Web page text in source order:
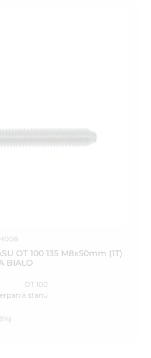
OT 100 135 M8x50mm (1T)
BIAŁO
OT 100
stanu